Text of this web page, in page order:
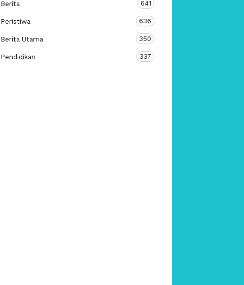
Berita 641
Peristiwa 636
Berita Utama 350
Pendidikan 337